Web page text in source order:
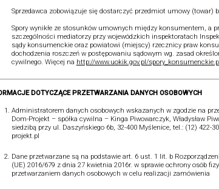
Sprzedawca zobowiązuje się dostarczyć przedmiot umowy (towar)
Spory wynikłe ze stosunków umownych między konsumentem, a
szczególności mediatorzy przy wojewódzkich inspektoratach
sądy konsumenckie oraz powiatowi (miejscy) rzecznicy praw
dochodzenia roszczeń w postępowaniu sądowym wg. zasad
cywilnego. Więcej na http://www.uokik.gov.pl/
DOTYCZĄCE PRZETWARZANIA DANYCH OSOBOWYCH
Administratorem danych osobowych wskazanych w zgodzie na
Dom-Projekt – spółka cywilna – Kinga Piwowarczyk, Władysław
siedzibą przy ul. Daszyńskiego 6b, 32-400 Myślenice, tel.: (12) 422-
projekt.pl
Dane przetwarzane są na podstawie art. 6 ust. 1 lit. b
(UE) 2016/679 z dnia 27 kwietnia 2016r. w sprawie ochrony osób
przetwarzaniem danych osobowych w celu realizacji zamówienia